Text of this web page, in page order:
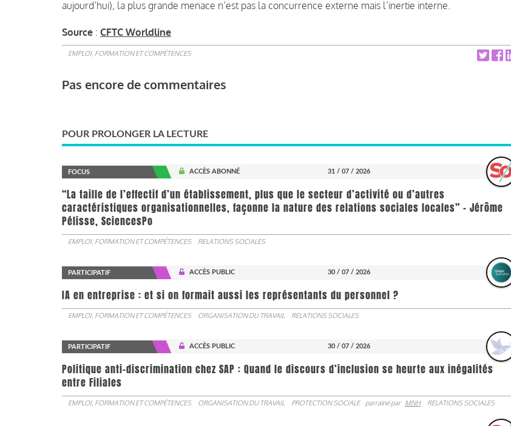
aujourd’hui), la plus grande menace n’est pas la concurrence externe mais l’inertie interne.
Source : CFTC Worldline
EMPLOI, FORMATION ET COMPÉTENCES
Pas encore de commentaires
POUR PROLONGER LA LECTURE
FOCUS ACCÈS ABONNÉ 31 / 07 / 2026
“La taille de l’effectif d’un établissement, plus que le secteur d’activité ou d’autres
caractéristiques organisationnelles, façonne la nature des relations sociales locales” - Jérôme
Pélisse, SciencesPo
EMPLOI, FORMATION ET COMPÉTENCES RELATIONS SOCIALES
PARTICIPATIF ACCÈS PUBLIC 30 / 07 / 2026
IA en entreprise : et si on formait aussi les représentants du personnel ?
EMPLOI, FORMATION ET COMPÉTENCES ORGANISATION DU TRAVAIL RELATIONS SOCIALES
PARTICIPATIF ACCÈS PUBLIC 30 / 07 / 2026
Politique anti-discrimination chez SAP : Quand le discours d’inclusion se heurte aux inégalités
entre Filiales
EMPLOI, FORMATION ET COMPÉTENCES ORGANISATION DU TRAVAIL PROTECTION SOCIALE parrainé par MNH RELATIONS SOCIALES